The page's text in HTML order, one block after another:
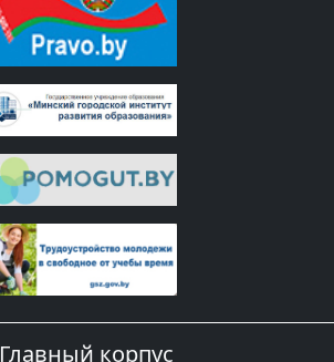
Главный корпус